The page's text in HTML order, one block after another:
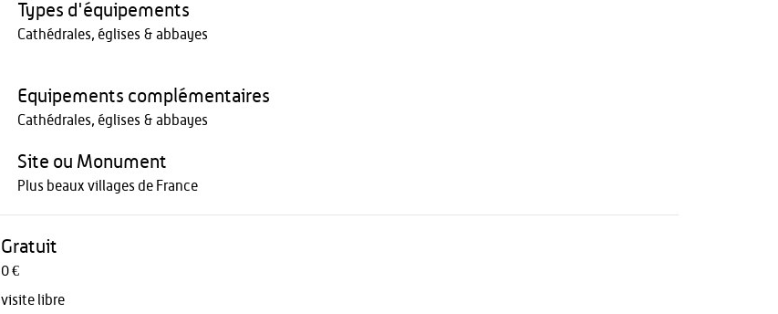
Types d'équipements
Cathédrales, églises & abbayes
Equipements complémentaires
Cathédrales, églises & abbayes
Site ou Monument
Plus beaux villages de France
Gratuit
0 €
visite libre